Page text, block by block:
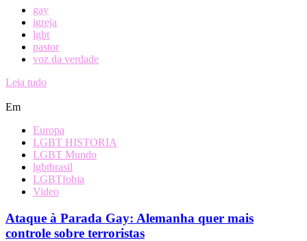
gay
igreja
lgbt
pastor
voz da verdade
Leia tudo
Em
Europa
LGBT HISTORIA
LGBT Mundo
lgbtbrasil
LGBTfobia
Video
Ataque à Parada Gay: Alemanha quer mais
controle sobre terroristas